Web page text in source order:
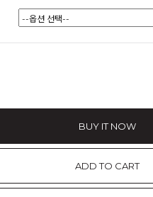
BUY IT NOW
ADD TO CART